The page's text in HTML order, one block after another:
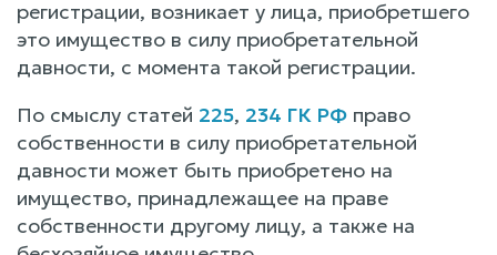
регистрации, возникает у лица, приобретшего
это имущество в силу приобретательной
давности, с момента такой регистрации.
По смыслу статей 225, 234 ГК РФ право
собственности в силу приобретательной
давности может быть приобретено на
имущество, принадлежащее на праве
собственности другому лицу, а также на